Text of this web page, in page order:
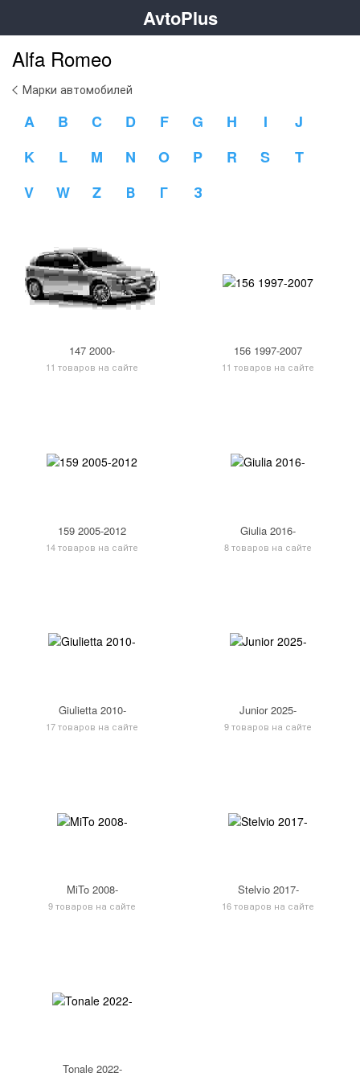
AvtoPlus
Alfa Romeo
Марки автомобилей
A B C D F G H I
J
K
L M N O P R S
T
V
W Z В Г З
147 2000-
11 товаров на сайте
156 1997-2007
11 товаров на сайте
159 2005-2012
14 товаров на сайте
Giulia 2016-
8 товаров на сайте
Giulietta 2010-
17 товаров на сайте
Junior 2025-
9 товаров на сайте
MiTo 2008-
9 товаров на сайте
Stelvio 2017-
16 товаров на сайте
Tonale 2022-